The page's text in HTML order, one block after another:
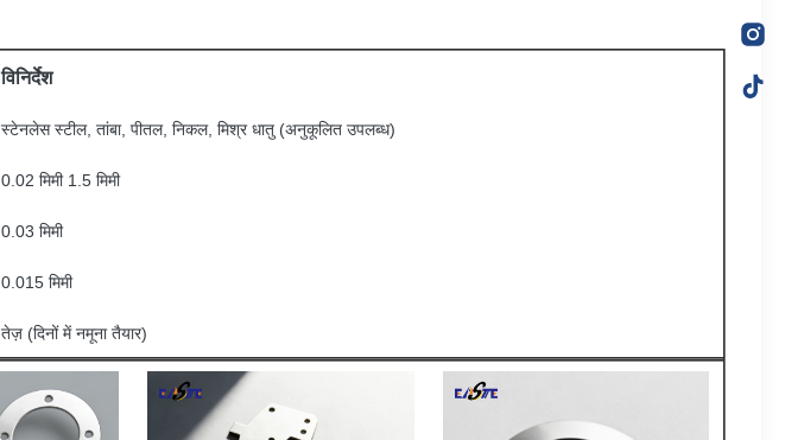
विनिर्देश
स्टेनलेस स्टील, तांबा, पीतल, निकल, मिश्र धातु (अनुकूलित उपलब्ध)
0.02 मिमी 1.5 मिमी
0.03 मिमी
0.015 मिमी
तेज़ (दिनों में नमूना तैयार)